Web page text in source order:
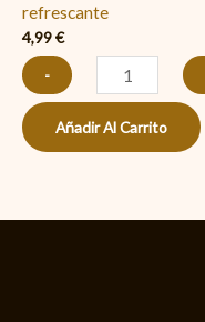
refrescante
4,99€
-
Añadir Al Carrito